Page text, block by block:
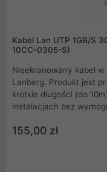
Kabel Lan UTP 1GB/S
10CC-0305-S)
Nieekranowany kabel
Lanberg. Produkt jest
krótkie długości (do
155,00 zł